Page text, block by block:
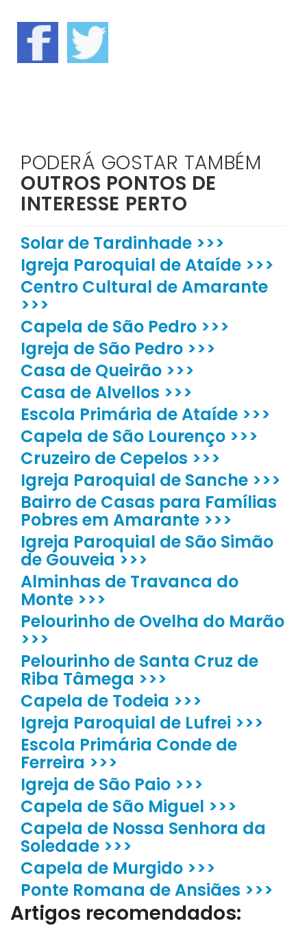
PODERÁ GOSTAR TAMBÉM
OUTROS PONTOS DE
INTERESSE PERTO
Solar de Tardinhade >>>
Igreja Paroquial de Ataíde >>>
Centro Cultural de Amarante
>>>
Capela de São Pedro >>>
Igreja de São Pedro >>>
Casa de Queirão >>>
Casa de Alvellos >>>
Escola Primária de Ataíde >>>
Capela de São Lourenço >>>
Cruzeiro de Cepelos >>>
Igreja Paroquial de Sanche >>>
Bairro de Casas para Famílias
Pobres em Amarante >>>
Igreja Paroquial de São Simão
de Gouveia >>>
Alminhas de Travanca do
Monte >>>
Pelourinho de Ovelha do Marão
>>>
Pelourinho de Santa Cruz de
Riba Tâmega >>>
Capela de Todeia >>>
Igreja Paroquial de Lufrei >>>
Escola Primária Conde de
Ferreira >>>
Igreja de São Paio >>>
Capela de São Miguel >>>
Capela de Nossa Senhora da
Soledade >>>
Capela de Murgido >>>
Ponte Romana de Ansiães >>>
Artigos recomendados: